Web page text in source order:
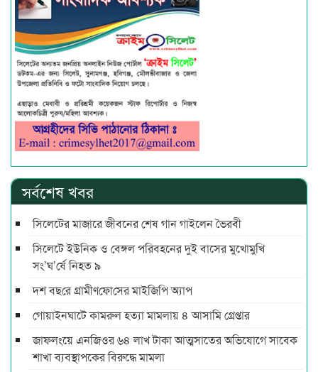
সর্বশেষ খবর
সিলেটের মাজারে জীবনের শেষ গান গাইলেন ভৈরবী
সিলেটে ইউনিক ও বেঙ্গল পরিবহনের দুই বাসের মুখোমুখি
সং’ঘ’র্ষে নিহত ৯
দশ বছ‌রে গ্রামীণ‌ফো‌সের মাইজিপি অ্যাপ
গোয়াইনঘাটে কামরুল হত্যা মামলায় ৪ আসামি গ্রেপ্তার
জাফলংয়ে এনজিওর ৬৪ লাখ টাকা আত্মসাতের অভিযোগে সাবেক
শাখা ব্যবস্থাপকের বিরুদ্ধে মামলা